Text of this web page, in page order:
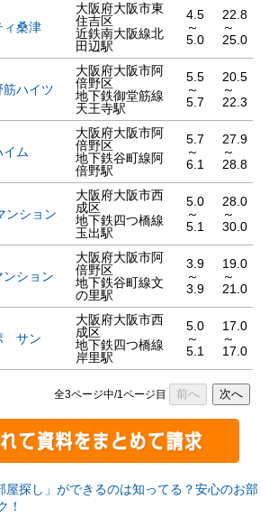
ィ桑津
大阪府大阪市東
住吉区
近鉄南大阪線北
田辺駅
4.5
～
5.0
22.8
～
25.0
筋ハイツ
大阪府大阪市阿
倍野区
地下鉄御堂筋線
天王寺駅
5.5
～
5.7
20.5
～
22.3
イム
大阪府大阪市阿
倍野区
地下鉄谷町線阿
倍野駅
5.7
～
6.1
27.9
～
28.8
ンション
大阪府大阪市西
成区
地下鉄四つ橋線
玉出駅
5.0
～
5.1
28.0
～
30.0
ンション
大阪府大阪市阿
倍野区
地下鉄谷町線文
の里駅
3.9
～
3.9
19.0
～
21.0
サン
大阪府大阪市西
成区
地下鉄四つ橋線
岸里駅
5.0
～
5.1
17.0
～
17.0
全3ページ中/1ページ目 前へ 次へ
屋探し」ができるのは知ってる？安心のお部
！